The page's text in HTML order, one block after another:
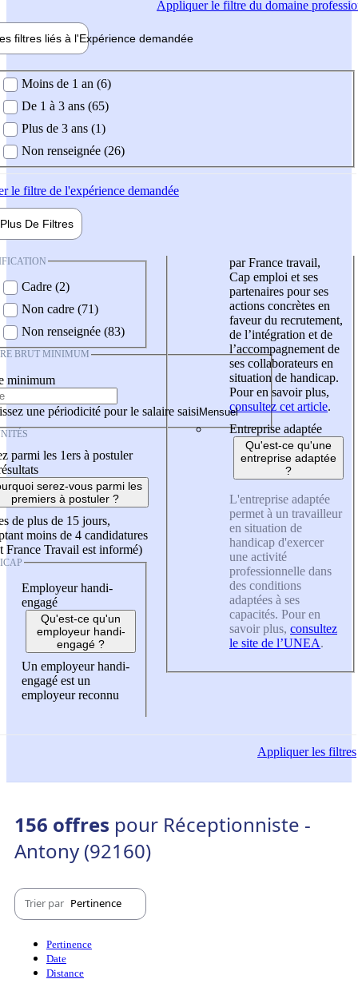
Appliquerle filtre du domaine
filtres liés à l'Expérience demandée
demandée
Moins de 1 an (6)
De 1 à 3 ans (65)
Plus de 3 ans (1)
Non renseignée (26)
le filtre de l'expérience demandée
Plus De Filtres
Cadre (2)
Non cadre (71)
Non renseignée (83)
BRUT MINIMUM
minimum
une périodicité pour le salaire saisi
parmi les 1ers à postuler
serez-vous parmi les
premiers à postuler ?
de plus de 15 jours,
moins de 4 candidatures
France Travail est informé)
Employeur handi-
engagé
Qu'est-ce qu'un
employeur handi-
engagé ?
Un employeur handi-
engagé est un
employeur reconnu
par France travail,
Cap emploi et ses
partenaires pour ses
actions concrètes en
faveur du recrutement,
de l’intégration et de
l’accompagnement de
ses collaborateurs en
situation de handicap.
Pour en savoir plus,
consultez cet article.
Entreprise adaptée
Qu'est-ce qu'une
entreprise adaptée
?
L'entreprise adaptée
permet à un travailleur
en situation de
handicap d'exercer
une activité
professionnelle dans
des conditions
adaptées à ses
capacités. Pour en
savoir plus, consultez
le site de l’UNEA.
Appliquerles filtres
156 offres pour Réceptionniste -
Antony (92160)
Trier par Pertinence
Pertinence
Date
Distance